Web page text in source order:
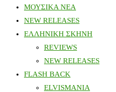
ΜΟΥΣΙΚΑ ΝΕΑ
NEW RELEASES
ΕΛΛΗΝΙΚΗ ΣΚΗΝΗ
REVIEWS
NEW RELEASES
FLASH BACK
ELVISMANIA